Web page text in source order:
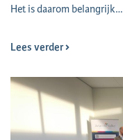
Het is daarom belangrijk…
Lees verder